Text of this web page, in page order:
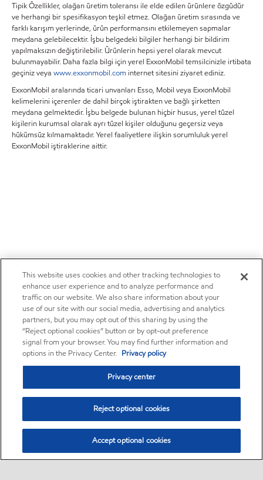
Tipik Özellikler, olağan üretim toleransı ile elde edilen ürünlere özgüdür
ve herhangi bir spesifikasyon teşkil etmez. Olağan üretim sırasında ve
farklı karışım yerlerinde, ürün performansını etkilemeyen sapmalar
meydana gelebilecektir. İşbu belgedeki bilgiler herhangi bir bildirim
yapılmaksızın değiştirilebilir. Ürünlerin hepsi yerel olarak mevcut
bulunmayabilir. Daha fazla bilgi için yerel ExxonMobil temsilcinizle irtibata
geçiniz veya www.exxonmobil.com internet sitesini ziyaret ediniz.
ExxonMobil aralarında ticari unvanları Esso, Mobil veya ExxonMobil
kelimelerini içerenler de dahil birçok iştirakten ve bağlı şirketten
meydana gelmektedir. İşbu belgede bulunan hiçbir husus, yerel tüzel
kişilerin kurumsal olarak ayrı tüzel kişiler olduğunu geçersiz veya
hükümsüz kılmamaktadır. Yerel faaliyetlere ilişkin sorumluluk yerel
ExxonMobil iştiraklerine aittir.
This website uses cookies and other tracking technologies to
enhance user experience and to analyze performance and
traffic on our website. We also share information about your
use of our site with our social media, advertising and analytics
partners, but you may opt out of this sharing by using the
“Reject optional cookies” button or by opt-out preference
signal from your browser. You may find further information and
options in the Privacy Center. Privacy policy
Privacy center
Reject optional cookies
Accept optional cookies